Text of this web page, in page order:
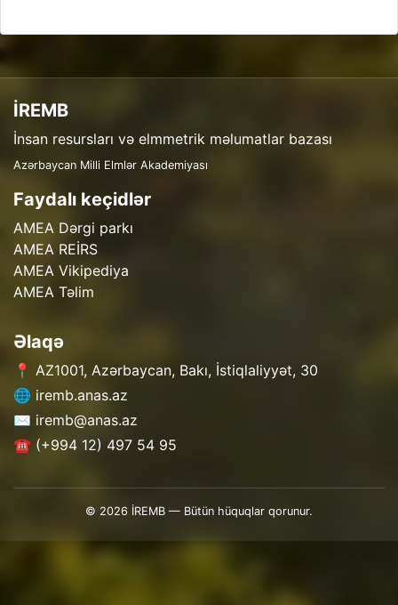
İREMB
İnsan resursları və elmmetrik məlumatlar bazası
Azərbaycan Milli Elmlər Akademiyası
Faydalı keçidlər
AMEA Dərgi parkı
AMEA REİRS
AMEA Vikipediya
AMEA Təlim
Əlaqə
📍 AZ1001, Azərbaycan, Bakı, İstiqlaliyyət, 30
🌐 iremb.anas.az
✉️ iremb@anas.az
☎️ (+994 12) 497 54 95
© 2026 İREMB — Bütün hüquqlar qorunur.